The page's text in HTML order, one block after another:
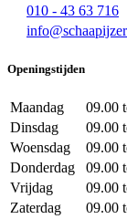
010 - 43 63 716
Openingstijden
Maandag
09.00
Dinsdag
09.00
Woensdag
09.00
Donderdag
09.00
Vrijdag
09.00
Zaterdag
09.00